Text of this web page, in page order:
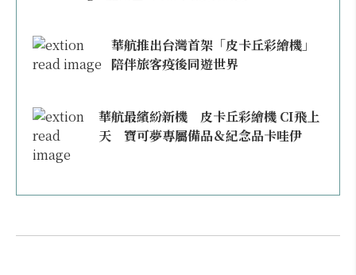
華航推出台灣首架「皮卡丘彩繪機」
陪伴旅客疫後同遊世界
華航最繽紛新機 皮卡丘彩繪機 CI飛上
天 寶可夢專屬備品＆紀念品卡哇伊